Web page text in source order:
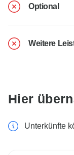
Optional
Weitere
Hier
Unterkünfte